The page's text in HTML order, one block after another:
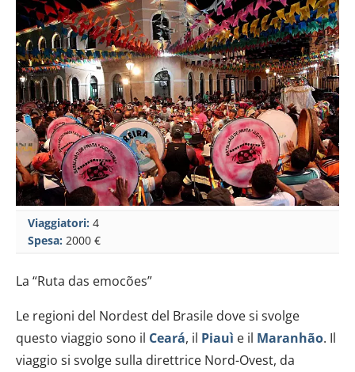
Viaggiatori: 4
Spesa: 2000 €
La “Ruta das emocões”
Le regioni del Nordest del Brasile dove si svolge
questo viaggio sono il Ceará, il Piauì e il Maranhão. Il
viaggio si svolge sulla direttrice Nord-Ovest, da